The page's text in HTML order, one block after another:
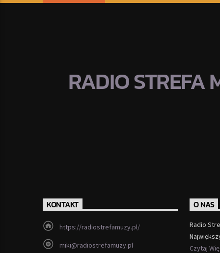
RADIO STREFA
KONTAKT
https://radiostrefamuzy.pl/
miki@radiostrefamuzy.pl
O NAS
Radio
Czytaj